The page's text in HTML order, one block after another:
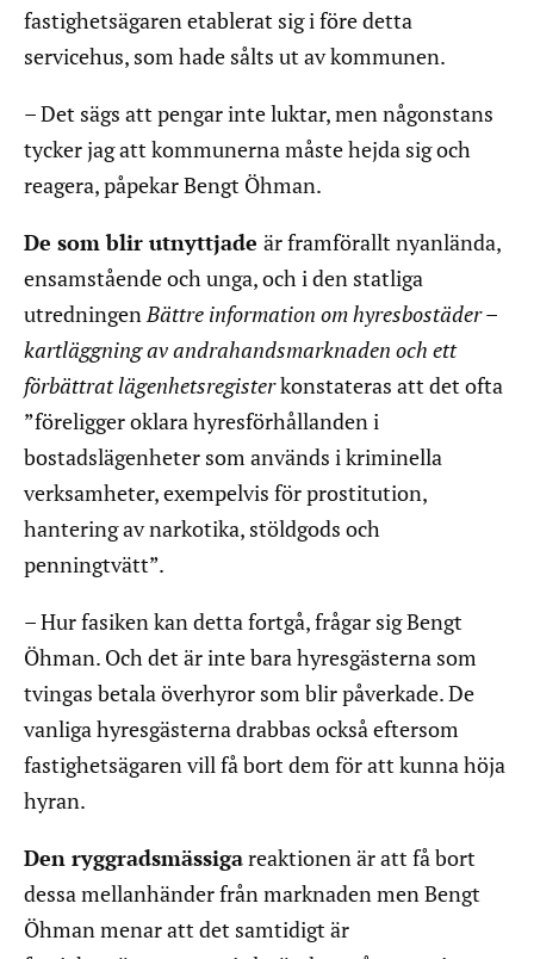
fastighetsägaren etablerat sig i före detta
servicehus, som hade sålts ut av kommunen.
– Det sägs att pengar inte luktar, men någonstans
tycker jag att kommunerna måste hejda sig och
reagera, påpekar Bengt Öhman.
De som blir utnyttjade är framförallt nyanlända,
ensamstående och unga, och i den statliga
utredningen Bättre information om hyresbostäder –
kartläggning av andrahandsmarknaden och ett
förbättrat lägenhetsregisterkonstateras att det ofta
”föreligger oklara hyresförhållanden i
bostadslägenheter som används i kriminella
verksamheter, exempelvis för prostitution,
hantering av narkotika, stöldgods och
penningtvätt”.
– Hur fasiken kan detta fortgå, frågar sig Bengt
Öhman. Och det är inte bara hyresgästerna som
tvingas betala överhyror som blir påverkade. De
vanliga hyresgästerna drabbas också eftersom
fastighetsägaren vill få bort dem för att kunna höja
hyran.
Den ryggradsmässigareaktionen är att få bort
dessa mellanhänder från marknaden men Bengt
Öhman menar att det samtidigt är